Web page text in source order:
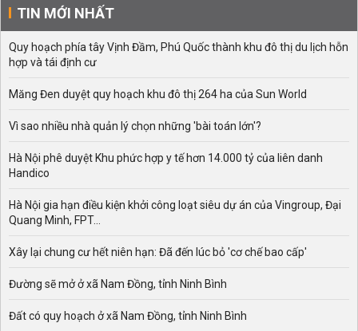
TIN MỚI NHẤT
Quy hoạch phía tây Vịnh Đầm, Phú Quốc thành khu đô thị du lịch hỗn
hợp và tái định cư
Măng Đen duyệt quy hoạch khu đô thị 264 ha của Sun World
Vì sao nhiều nhà quản lý chọn những 'bài toán lớn'?
Hà Nội phê duyệt Khu phức hợp y tế hơn 14.000 tỷ của liên danh
Handico
Hà Nội gia hạn điều kiện khởi công loạt siêu dự án của Vingroup, Đại
Quang Minh, FPT...
Xây lại chung cư hết niên hạn: Đã đến lúc bỏ 'cơ chế bao cấp'
Đường sẽ mở ở xã Nam Đồng, tỉnh Ninh Bình
Đất có quy hoạch ở xã Nam Đồng, tỉnh Ninh Bình